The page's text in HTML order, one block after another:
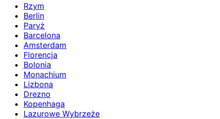
Rzym
Berlin
Paryż
Barcelona
Amsterdam
Florencja
Bolonia
Monachium
Lizbona
Drezno
Kopenhaga
Lazurowe Wybrzeże